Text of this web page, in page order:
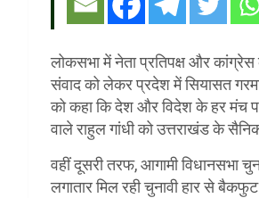
लोकसभा में नेता प्रतिपक्ष और कांग्रेस
संवाद को लेकर प्रदेश में सियासत
को कहा कि देश और विदेश के हर मंच
वाले राहुल गांधी को उत्तराखंड के
वहीं दूसरी तरफ, आगामी विधानसभा
लगातार मिल रही चुनावी हार से